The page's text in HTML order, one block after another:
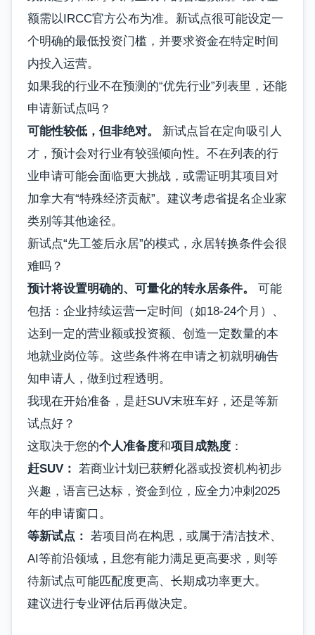
额需以IRCC官方公布为准。新试点很可能设定一
个明确的最低投资门槛，并要求资金在特定时间
内投入运营。
如果我的行业不在预测的“优先行业”列表里，还能
申请新试点吗？
可能性较低，但非绝对。
新试点旨在定向吸引人
才，预计会对行业有较强倾向性。不在列表的行
业申请可能会面临更大挑战，或需证明其项目对
加拿大有“特殊经济贡献”。建议考虑省提名企业家
类别等其他途径。
新试点“先工签后永居”的模式，永居转换条件会很
难吗？
预计将设置明确的、可量化的转永居条件。
可能
包括：企业持续运营一定时间（如18-24个月）、
达到一定的营业额或投资额、创造一定数量的本
地就业岗位等。这些条件将在申请之初就明确告
知申请人，做到过程透明。
我现在开始准备，是赶SUV末班车好，还是等新
试点好？
这取决于您的个人准备度和项目成熟度 ：
赶SUV： 若商业计划已获孵化器或投资机构初步
兴趣，语言已达标，资金到位，应全力冲刺2025
年的申请窗口。
等新试点： 若项目尚在构思，或属于清洁技术、
AI等前沿领域，且您有能力满足更高要求，则等
待新试点可能匹配度更高、长期成功率更大。
建议进行专业评估后再做决定。